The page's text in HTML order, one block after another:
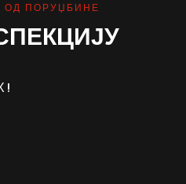
ОД ПОРУЏБИНЕ